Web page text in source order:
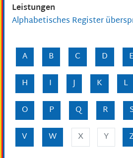
Leistungen
Alphabetisches Register
A B C D E
H
I J K L
O
P Q R
V
W X Y